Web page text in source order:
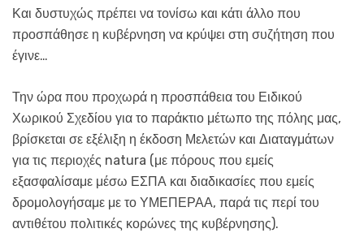
Και δυστυχώς πρέπει να τονίσω και κάτι άλλο που
προσπάθησε η κυβέρνηση να κρύψει στη συζήτηση που
έγινε…
Την ώρα που προχωρά η προσπάθεια του Ειδικού
Χωρικού Σχεδίου για το παράκτιο μέτωπο της πόλης μας,
βρίσκεται σε εξέλιξη η έκδοση Μελετών και Διαταγμάτων
για τις περιοχές natura (με πόρους που εμείς
εξασφαλίσαμε μέσω ΕΣΠΑ και διαδικασίες που εμείς
δρομολογήσαμε με το ΥΜΕΠΕΡΑΑ, παρά τις περί του
αντιθέτου πολιτικές κορώνες της κυβέρνησης).